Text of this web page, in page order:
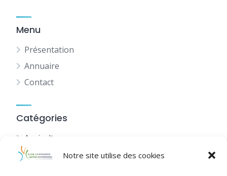
Notre site utilise des cookies
Menu
Présentation
Annuaire
Contact
Catégories
Agriculture
BTP